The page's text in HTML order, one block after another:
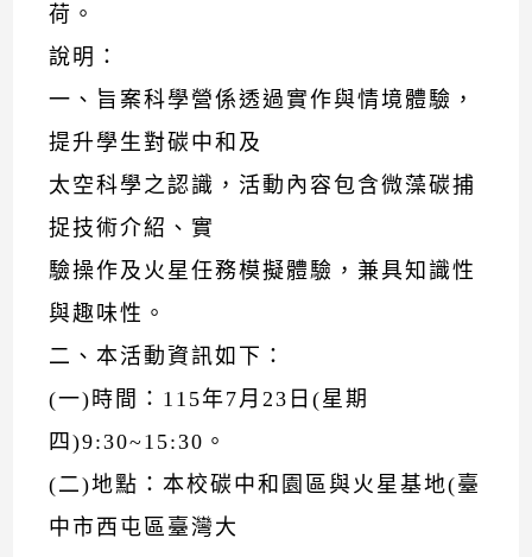
荷。
說明：
一、旨案科學營係透過實作與情境體驗，
提升學生對碳中和及
太空科學之認識，活動內容包含微藻碳捕
捉技術介紹、實
驗操作及火星任務模擬體驗，兼具知識性
與趣味性。
二、本活動資訊如下：
(一)時間：115年7月23日(星期
四)9:30~15:30。
(二)地點：本校碳中和園區與火星基地(臺
中市西屯區臺灣大